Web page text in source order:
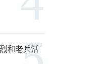
和老兵活